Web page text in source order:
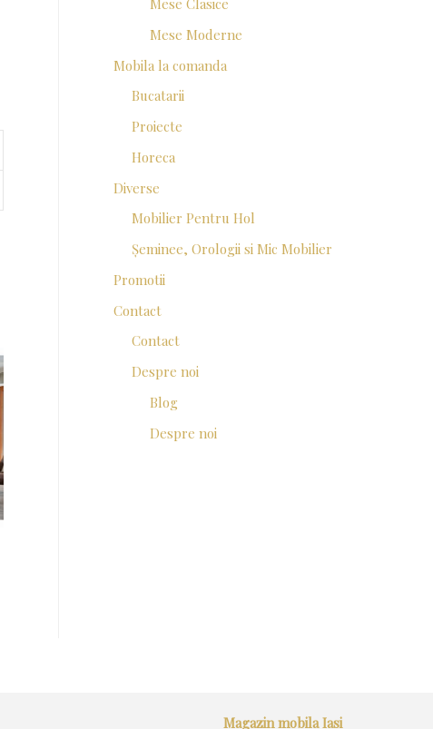
Mese Clasice
Mese Moderne
Mobila la comanda
Bucatarii
Proiecte
Horeca
Diverse
Mobilier Pentru Hol
Șeminee, Orologii si Mic Mobilier
Promotii
Contact
Contact
Despre noi
Blog
Despre noi
Magazin mobila Iasi